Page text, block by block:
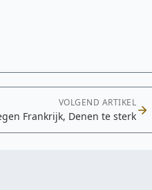
VOLGEND ARTIKEL
Frankrijk, Denen te sterk